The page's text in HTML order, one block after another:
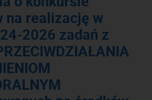
na realizację w
2026 zadań z